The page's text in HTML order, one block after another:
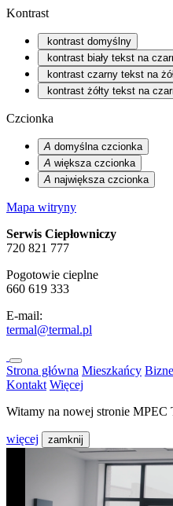
Kontrast
kontrast domyślny
kontrast biały tekst na
kontrast czarny tekst na
kontrast żółty tekst na
Czcionka
A domyślna czcionka
A większa czcionka
A największa czcionka
Mapa witryny
Serwis Ciepłowniczy
720 821 777
Pogotowie cieplne
660 619 333
E-mail:
termal@termal.pl
Strona główna Mieszkańcy
Kontakt Więcej
Witamy na nowej stronie
więcej zamknij